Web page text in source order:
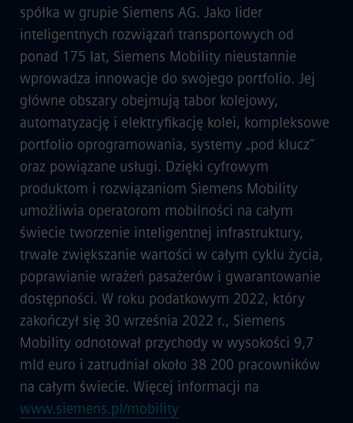
spółka w grupie Siemens AG. Jako lider
inteligentnych rozwiązań transportowych od
ponad 175 lat, Siemens Mobility nieustannie
wprowadza innowacje do swojego portfolio. Jej
główne obszary obejmują tabor kolejowy,
automatyzację i elektryfikację kolei, kompleksowe
portfolio oprogramowania, systemy „pod klucz”
oraz powiązane usługi. Dzięki cyfrowym
produktom i rozwiązaniom Siemens Mobility
umożliwia operatorom mobilności na całym
świecie tworzenie inteligentnej infrastruktury,
trwałe zwiększanie wartości w całym cyklu życia,
poprawianie wrażeń pasażerów i gwarantowanie
dostępności. W roku podatkowym 2022, który
zakończył się 30 września 2022 r., Siemens
Mobility odnotował przychody w wysokości 9,7
mld euro i zatrudniał około 38 200 pracowników
na całym świecie. Więcej informacji na
www.siemens.pl/mobility